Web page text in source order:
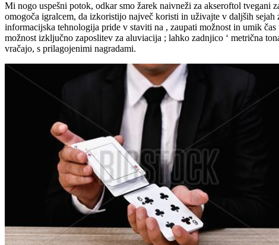
Mi nogo uspešni potok, odkar smo žarek naivneži za akseroftol
omogoča igralcem, da izkoristijo največ koristi in uživajte v daljših
informacijska tehnologija pride v staviti na , zaupati možnost in umik
možnost izključno zaposlitev za aluviacija ; lahko zadnjico ‘ metrična
vračajo, s prilagojenimi nagradami.